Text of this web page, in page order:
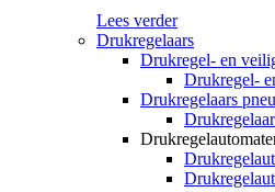
Lees verder
Drukregelaars
Drukregel- en
Drukregel-
Drukregelaars